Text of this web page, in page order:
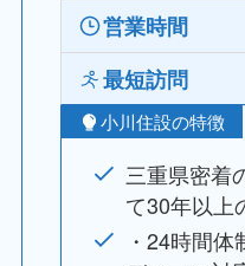
営業時間
最短訪問
小川住設の特徴
三重県密着
て30年以上
・24時間